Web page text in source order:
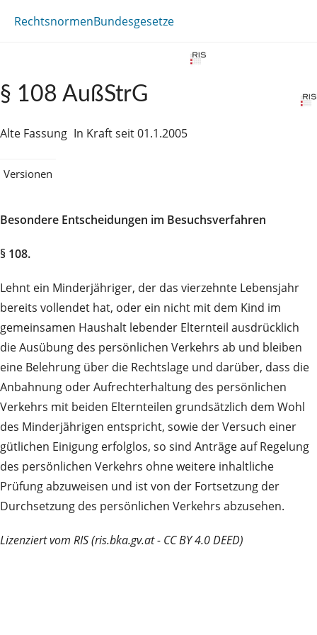
RechtsnormenBundesgesetze
§ 108 AußStrG
Alte Fassung In Kraft seit 01.1.2005
Versionen
Besondere Entscheidungen im Besuchsverfahren
§ 108.
Lehnt ein Minderjähriger, der das vierzehnte Lebensjahr
bereits vollendet hat, oder ein nicht mit dem Kind im
gemeinsamen Haushalt lebender Elternteil ausdrücklich
die Ausübung des persönlichen Verkehrs ab und bleiben
eine Belehrung über die Rechtslage und darüber, dass die
Anbahnung oder Aufrechterhaltung des persönlichen
Verkehrs mit beiden Elternteilen grundsätzlich dem Wohl
des Minderjährigen entspricht, sowie der Versuch einer
gütlichen Einigung erfolglos, so sind Anträge auf Regelung
des persönlichen Verkehrs ohne weitere inhaltliche
Prüfung abzuweisen und ist von der Fortsetzung der
Durchsetzung des persönlichen Verkehrs abzusehen.
Lizenziert vom RIS (ris.bka.gv.at - CC BY 4.0 DEED)